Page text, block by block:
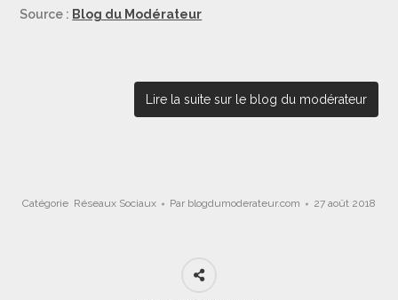
Source : Blog du Modérateur
Lire la suite sur le blog du modérateur
Catégorie Réseaux Sociaux Par blogdumoderateur.com 27 août 2018